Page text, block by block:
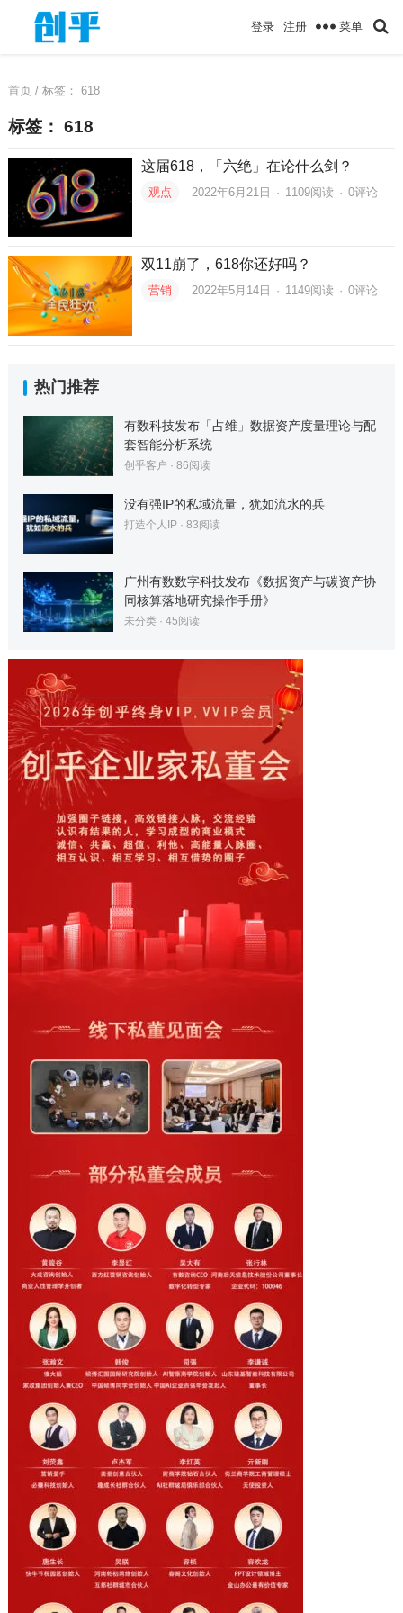
登录 注册 菜单
首页/ 标签： 618
标签： 618
这届618，「六绝」在论什么剑？
观点 2022年6月21日 · 1109阅读 · 0评论
双11崩了，618你还好吗？
营销 2022年5月14日 · 1149阅读 · 0评论
热门推荐
有数科技发布「占维」数据资产度量理论与配
套智能分析系统
创乎客户 · 86阅读
没有强IP的私域流量，犹如流水的兵
打造个人IP· 83阅读
广州有数数字科技发布《数据资产与碳资产协
同核算落地研究操作手册》
未分类· 45阅读